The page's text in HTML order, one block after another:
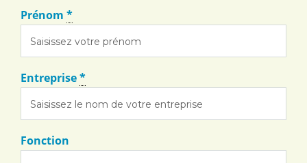
Prénom *
Entreprise*
Fonction